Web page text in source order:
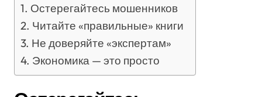
Остерегайтесь мошенников
Читайте «правильные» книги
Не доверяйте «экспертам»
Экономика — это просто